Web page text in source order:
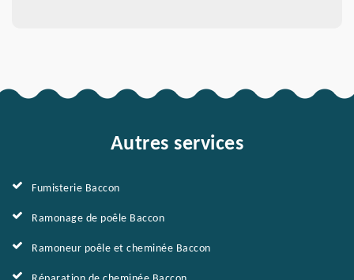
Autres services
Fumisterie Baccon
Ramonage de poêle Baccon
Ramoneur poêle et cheminée Baccon